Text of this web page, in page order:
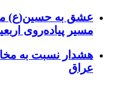
عشق به حسین(ع) مرز
مسیر پیاده‌روی
هشدار نسبت به
عراق